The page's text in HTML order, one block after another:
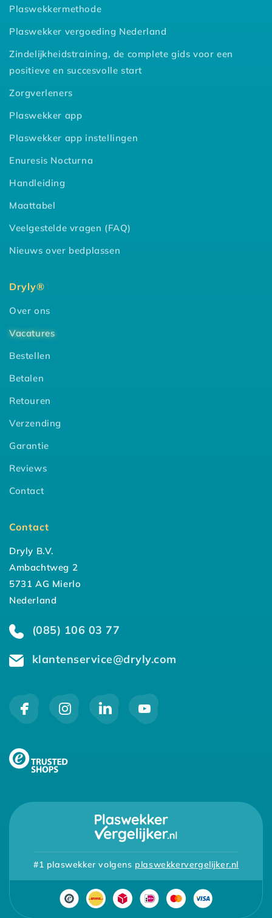
Plaswekkermethode
Plaswekker vergoeding Nederland
Zindelijkheidstraining, de complete gids voor een
positieve en succesvolle start
Zorgverleners
Plaswekker app
Plaswekker app instellingen
Enuresis Nocturna
Handleiding
Maattabel
Veelgestelde vragen (FAQ)
Nieuws over bedplassen
Dryly®
Over ons
Vacatures
Bestellen
Betalen
Retouren
Verzending
Garantie
Reviews
Contact
Contact
Dryly B.V.
Ambachtweg 2
5731 AG Mierlo
Nederland
(085) 106 03 77
klantenservice@dryly.com
#1 plaswekker volgens plaswekkervergelijker.nl